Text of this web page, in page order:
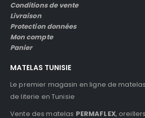
Conditions de vente
Livraison
Protection données
Mon compte
Panier
MATELAS TUNISIE
Le premier magasin en ligne de
de literie en Tunisie
Vente des matelas PERMAFLEX,